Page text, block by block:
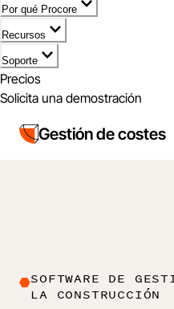
Por qué Procore
Recursos
Soporte
Precios
Solicita una demostración
Gestión de costes
SOFTWARE DE
LA CONSTRUCCIÓN